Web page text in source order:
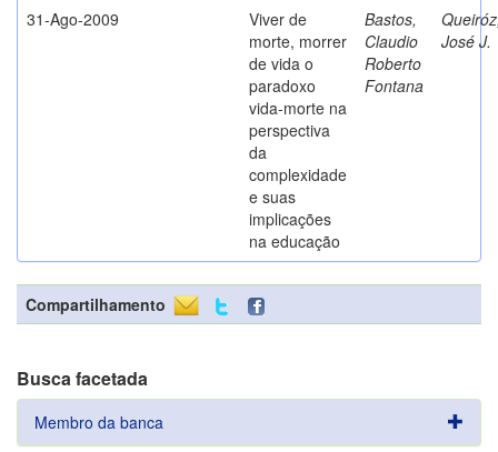
31-Ago-2009
Viver de
morte, morrer
de vida o
paradoxo
vida-morte na
perspectiva
da
complexidade
e suas
implicações
na educação
Bastos,
Claudio
Roberto
Fontana
José J.
Compartilhamento
Busca facetada
Membro da banca